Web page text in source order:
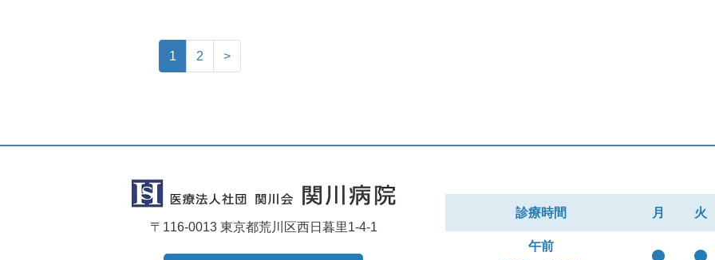
1 2 >
〒116-0013 東京都荒川区西日暮里1-4-1
診療時間 月 火
午前